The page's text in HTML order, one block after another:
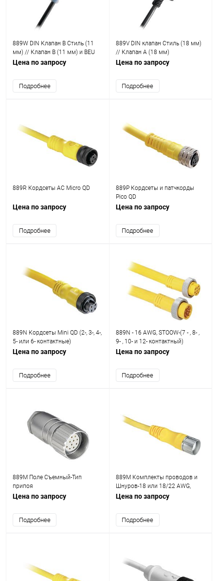
889W DIN Клапан В Стиль (11
мм) // Клапан B (11 мм) и BEU
(10 мм)
Цена по запросу
Подробнее
889V DIN клапан Стиль (18 мм)
// Клапан А (18 мм)
Цена по запросу
Подробнее
889R Кордсеты AC Micro QD
Цена по запросу
Подробнее
889P Кордсеты и патчкорды
Pico QD
Цена по запросу
Подробнее
889N Кордсеты Mini QD (2-, 3-, 4-,
5- или 6- контактные)
Цена по запросу
Подробнее
889N - 16 AWG, STOOW-(7 - , 8- ,
9- , 10- и 12- контактный)
Цена по запросу
Подробнее
889M Поле Съемный-Тип
припоя
Цена по запросу
Подробнее
889M Комплекты проводов и
Шнуров-18 или 18/22 AWG,
Черный или Желтый ПВХ
Цена по запросу
Подробнее